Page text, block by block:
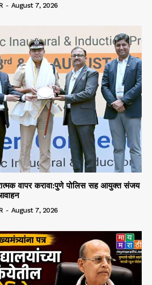
- August 7, 2026
वापर करावा:पुणे पोलिस सह आयुक्त संजय
- August 7, 2026